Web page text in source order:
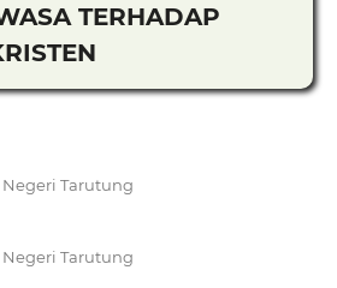
TERHADAP
Tarutung
Tarutung